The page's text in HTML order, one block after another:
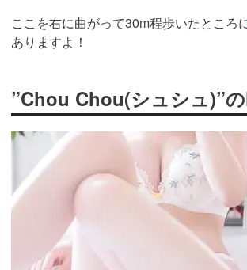
ここを右に曲がって30m程歩いたところ
ありますよ！
”Chou Chou(シュシュ)”